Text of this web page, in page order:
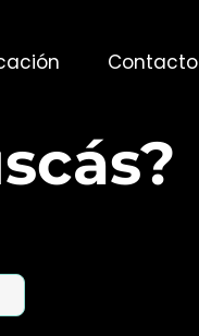
Contacto